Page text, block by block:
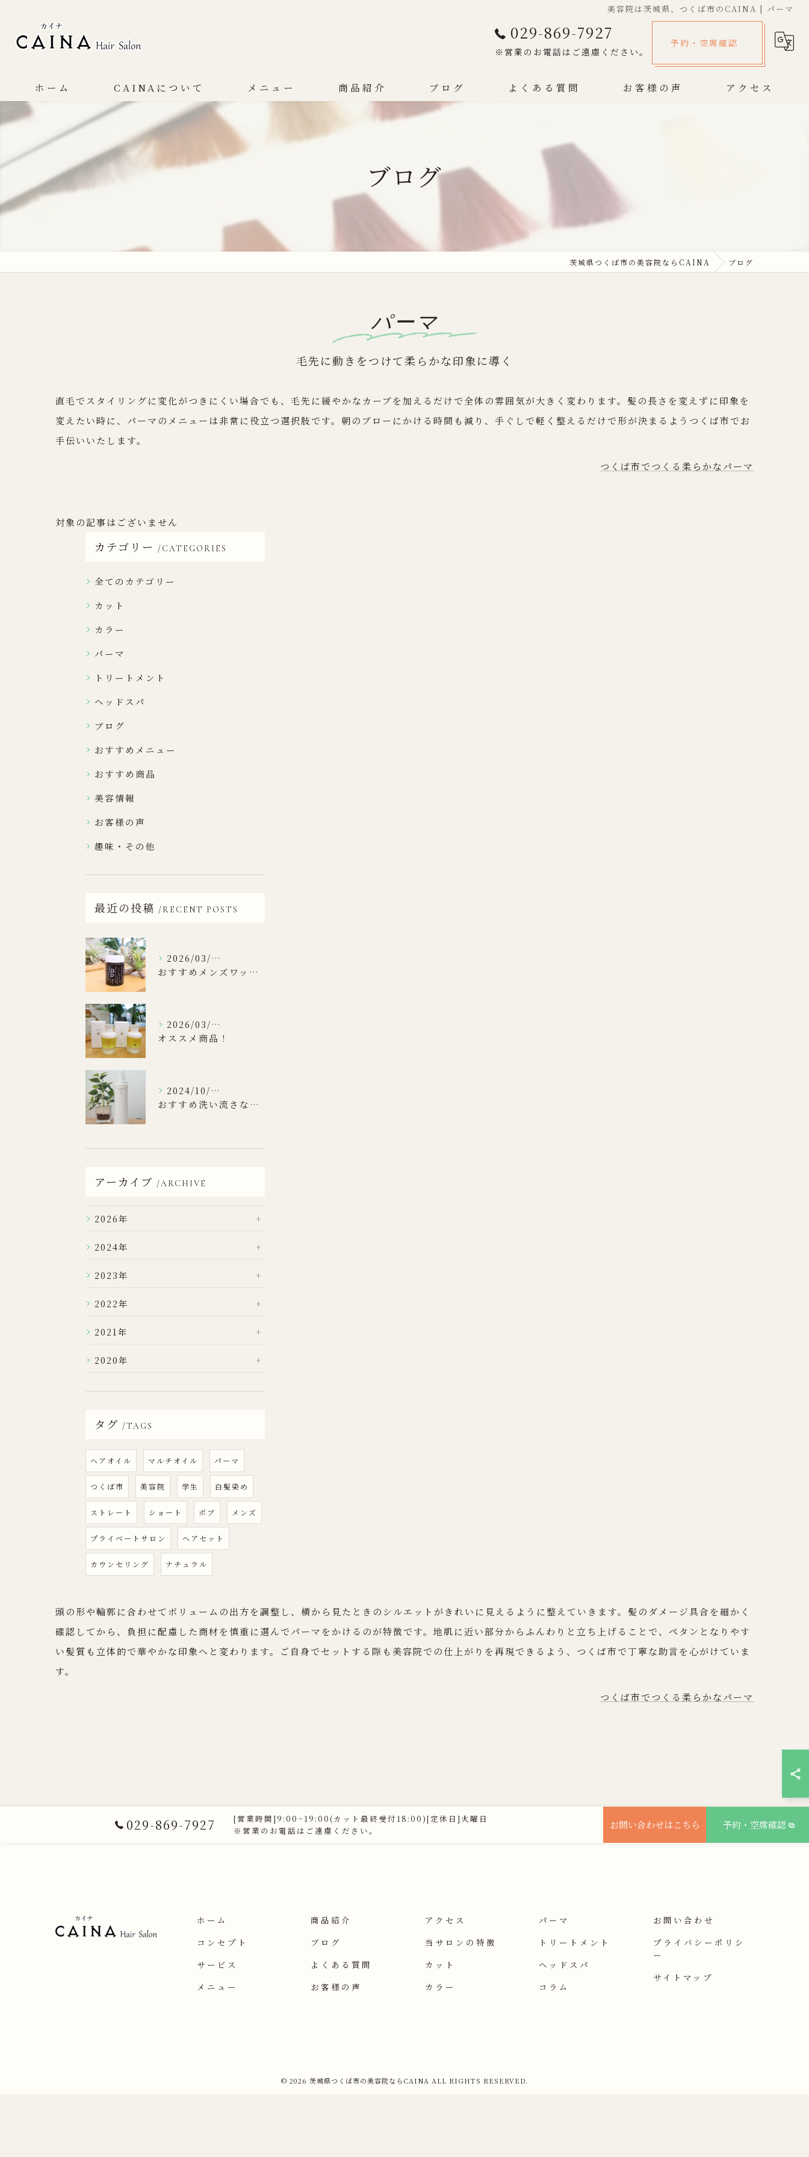
美容院は茨城県、つくば市のCAINA | パーマ
029-869-7927
※営業のお電話はご遠慮ください。
予約・空席確認
ホーム CAINAについて
コンセプト
サービス
メニュー 商品紹介 ブログ よくある質問 お客様の声 アクセス
ブログ
茨城県つくば市の美容院ならCAINA ブログ
パーマ
毛先に動きをつけて柔らかな印象に導く
直毛でスタイリングに変化がつきにくい場合でも、毛先に緩やかなカーブを加えるだけで全体の雰囲気が大きく変わります。髪の長さを変えずに印象を
変えたい時に、パーマのメニューは非常に役立つ選択肢です。朝のブローにかける時間も減り、手ぐしで軽く整えるだけで形が決まるようつくば市でお
手伝いいたします。
つくば市でつくる柔らかなパーマ
対象の記事はございません
カテゴリー CATEGORIES
全てのカテゴリー
カット
カラー
パーマ
トリートメント
ヘッドスパ
ブログ
おすすめメニュー
おすすめ商品
美容情報
お客様の声
趣味・その他
最近の投稿 RECENT POSTS
2026/03/31
おすすめメンズワックス！
2026/03/17
オススメ商品！
2024/10/16
おすすめ洗い流さないトリートメント
アーカイブ ARCHIVE
2026年
2024年
2023年
2022年
2021年
2020年
タグ TAGS
ヘアオイル マルチオイル パーマ
つくば市 美容院 学生 白髪染め
ストレート ショート ボブ メンズ
プライベートサロン ヘアセット
カウンセリング ナチュラル
頭の形や輪郭に合わせてボリュームの出方を調整し、横から見たときのシルエットがきれいに見えるように整えていきます。髪のダメージ具合を細かく
確認してから、負担に配慮した商材を慎重に選んでパーマをかけるのが特徴です。地肌に近い部分からふんわりと立ち上げることで、ペタンとなりやす
い髪質も立体的で華やかな印象へと変わります。ご自身でセットする際も美容院での仕上がりを再現できるよう、つくば市で丁寧な助言を心がけていま
す。
つくば市でつくる柔らかなパーマ
029-869-7927
[営業時間]9:00~19:00(カット最終受付18:00)[定休日]火曜日
※営業のお電話はご遠慮ください。
お問い合わせはこちら 予約・空席確認
ホーム
コンセプト
サービス
メニュー
商品紹介
ブログ
よくある質問
お客様の声
アクセス
当サロンの特徴
カット
カラー
パーマ
トリートメント
ヘッドスパ
コラム
お問い合わせ
プライバシーポリシ
ー
サイトマップ
© 2026 茨城県つくば市の美容院ならCAINA ALL RIGHTS RESERVED.